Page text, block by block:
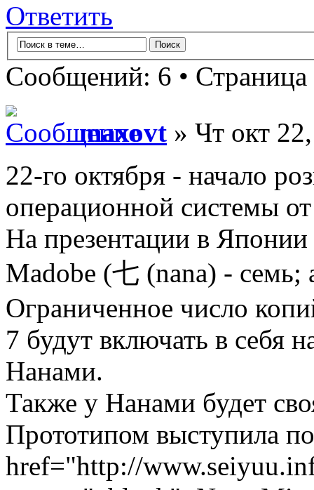
Ответить
Сообщений: 6 • Страница
maxovt » Чт окт
22-го октября - начало
операционной системы
На презентации в Японии
Madobe (七 (nana) - семь;
Ограниченное число
7 будут включать в себя
Нанами.
Также у Нанами будет
Прототипом выступила
href="http://